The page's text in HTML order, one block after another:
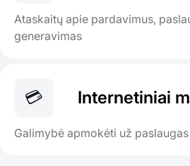
Ataskaitų apie pardavimus,
generavimas
💳 Internetiniai
Galimybė apmokėti už